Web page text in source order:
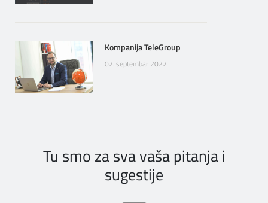
Kompanija TeleGroup
02. septembar 2022
Tu smo za sva vaša pitanja i
sugestije